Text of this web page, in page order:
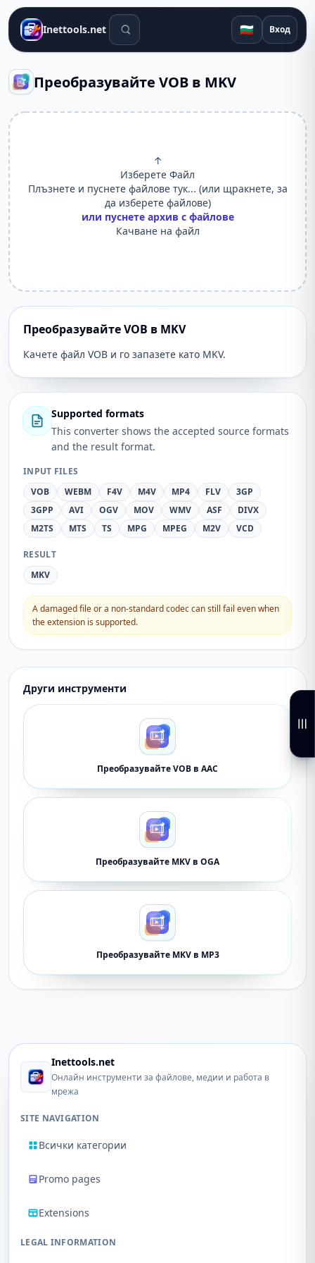
Inettools.net Инструменти за търсене🇧🇬 Вход
Преобразувайте VOB в MKV
↑
Изберете Файл
Плъзнете и пуснете файлове тук... (или щракнете, за
да изберете файлове)
или пуснете архив с файлове
Качване на файл
Преобразувайте VOB в MKV
Качете файл VOB и го запазете като MKV.
Supported formats
This converter shows the accepted source formats
and the result format.
INPUT FILES
VOB
WEBM F4V M4V MP4 FLV
3GP
3GPP
AVI OGV MOV WMV ASF
DIVX
M2TS
MTS TS MPG MPEG M2V VCD
RESULT
MKV
A damaged file or a non-standard codec can still fail even when
the extension is supported.
Други инструменти
Преобразувайте VOB в AAC
Преобразувайте MKV в OGA
Преобразувайте MKV в MP3
Inettools.net
Онлайн инструменти за файлове, медии и работа в
мрежа
SITE NAVIGATION
Всички категории
Promo pages
Extensions
LEGAL INFORMATION